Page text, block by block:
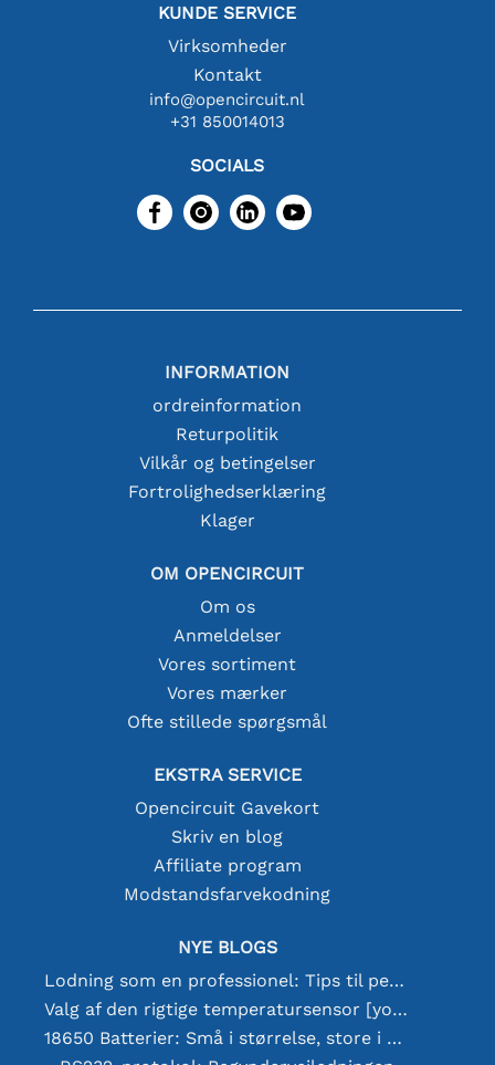
KUNDE SERVICE
Virksomheder
Kontakt
info@opencircuit.nl
+31 850014013
SOCIALS
INFORMATION
ordreinformation
Returpolitik
Vilkår og betingelser
Fortrolighedserklæring
Klager
OM OPENCIRCUIT
Om os
Anmeldelser
Vores sortiment
Vores mærker
Ofte stillede spørgsmål
EKSTRA SERVICE
Opencircuit Gavekort
Skriv en blog
Affiliate program
Modstandsfarvekodning
NYE BLOGS
Lodning som en professionel: Tips til perfekte elektroniske forbindelser
Valg af den rigtige temperatursensor [youtube]
18650 Batterier: Små i størrelse, store i ydeevne